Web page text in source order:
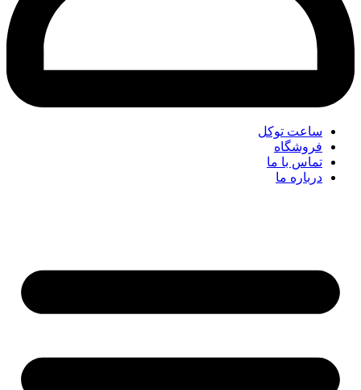
ساعت توکل
فروشگاه
تماس با ما
درباره ما